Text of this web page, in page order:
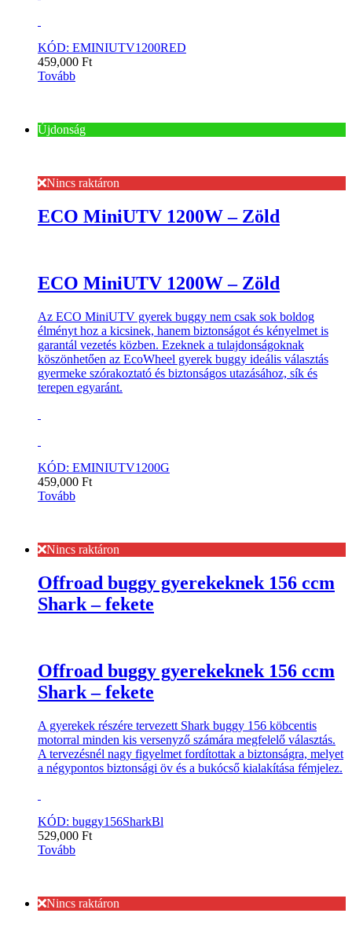
KÓD: EMINIUTV1200RED
459,000 Ft
Tovább
Újdonság
Nincs raktáron
ECO MiniUTV 1200W – Zöld
ECO MiniUTV 1200W – Zöld
Az ECO MiniUTV gyerek buggy nem csak sok boldog
élményt hoz a kicsinek, hanem biztonságot és kényelmet is
garantál vezetés közben. Ezeknek a tulajdonságoknak
köszönhetően az EcoWheel gyerek buggy ideális választás
gyermeke szórakoztató és biztonságos utazásához, sík és
terepen egyaránt.
KÓD: EMINIUTV1200G
459,000 Ft
Tovább
Nincs raktáron
Offroad buggy gyerekeknek 156 ccm
Shark – fekete
Offroad buggy gyerekeknek 156 ccm
Shark – fekete
A gyerekek részére tervezett Shark buggy 156 köbcentis
motorral minden kis versenyző számára megfelelő választás.
A tervezésnél nagy figyelmet fordítottak a biztonságra, melyet
a négypontos biztonsági öv és a bukócső kialakítása fémjelez.
KÓD: buggy156SharkBl
529,000 Ft
Tovább
Nincs raktáron